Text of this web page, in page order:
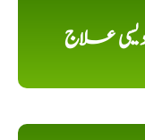
علاج